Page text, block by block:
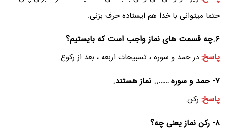
حتما میتوانی با خدا هم ایستاده حرف بزنی.
۶.چه قسمت های نماز واجب است که بایستیم؟
پاسخ: در حمد و سوره ، تسبیحات اربعه ، بعد از رکوع.
۷- حمد و سوره …….. نماز هستند.
پاسخ: رکن.
۸- رکن نماز یعنی چه؟